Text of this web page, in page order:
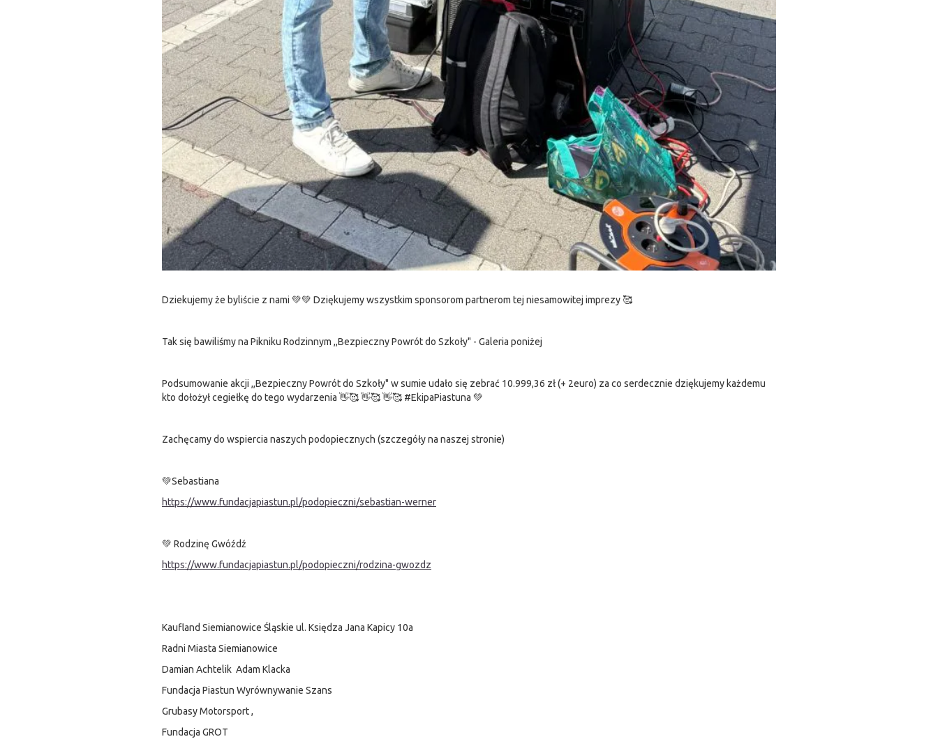
Dziekujemy że byliście z nami 💚💚 Dziękujemy wszystkim sponsorom partnerom tej niesamowitej imprezy 🥰
Tak się bawiliśmy na Pikniku Rodzinnym ,,Bezpieczny Powrót do Szkoły" - Galeria poniżej
Podsumowanie akcji ,,Bezpieczny Powrót do Szkoły" w sumie udało się zebrać 10.999,36 zł (+ 2euro) za co serdecznie dziękujemy każdemu
kto dołożył cegiełkę do tego wydarzenia 👋🥰 👋🥰 👋🥰 #EkipaPiastuna 💚
Zachęcamy do wspiercia naszych podopiecznych (szczegóły na naszej stronie)
💚Sebastiana
https://www.fundacjapiastun.pl/podopieczni/sebastian-werner
💚 Rodzinę Gwóźdź
https://www.fundacjapiastun.pl/podopieczni/rodzina-gwozdz
Kaufland Siemianowice Śląskie ul. Księdza Jana Kapicy 10a
Radni Miasta Siemianowice
Damian Achtelik Adam Klacka
Fundacja Piastun Wyrównywanie Szans
Grubasy Motorsport ,
Fundacja GROT